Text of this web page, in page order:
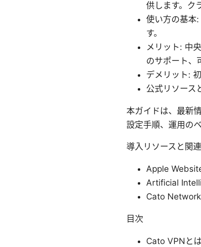
供します。ク
使い方の基本
す。
メリット: 中
のサポート、
デメリット:
公式リソース
本ガイドは、最新
設定手順、運用の
導入リソースと関
Apple
Artificial
Cato
目次
Cato VPNと